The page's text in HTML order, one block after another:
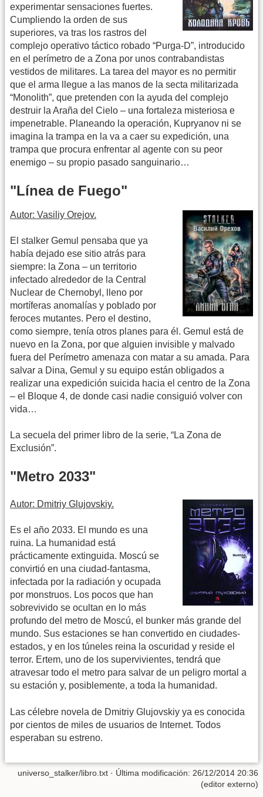
experimentar sensaciones fuertes.
Cumpliendo la orden de sus
superiores, va tras los rastros del
complejo operativo táctico robado “Purga-D”, introducido
en el perímetro de a Zona por unos contrabandistas
vestidos de militares. La tarea del mayor es no permitir
que el arma llegue a las manos de la secta militarizada
“Monolith”, que pretenden con la ayuda del complejo
destruir la Araña del Cielo – una fortaleza misteriosa e
impenetrable. Planeando la operación, Kupryanov ni se
imagina la trampa en la va a caer su expedición, una
trampa que procura enfrentar al agente con su peor
enemigo – su propio pasado sanguinario…
"Línea de Fuego"
Autor: Vasiliy Orejov.
El stalker Gemul pensaba que ya
había dejado ese sitio atrás para
siempre: la Zona – un territorio
infectado alrededor de la Central
Nuclear de Chernobyl, lleno por
mortíferas anomalías y poblado por
feroces mutantes. Pero el destino,
como siempre, tenía otros planes para él. Gemul está de
nuevo en la Zona, por que alguien invisible y malvado
fuera del Perímetro amenaza con matar a su amada. Para
salvar a Dina, Gemul y su equipo están obligados a
realizar una expedición suicida hacia el centro de la Zona
– el Bloque 4, de donde casi nadie consiguió volver con
vida…
La secuela del primer libro de la serie, “La Zona de
Exclusión”.
"Metro 2033"
Autor: Dmitriy Glujovskiy.
Es el año 2033. El mundo es una
ruina. La humanidad está
prácticamente extinguida. Moscú se
convirtió en una ciudad-fantasma,
infectada por la radiación y ocupada
por monstruos. Los pocos que han
sobrevivido se ocultan en lo más
profundo del metro de Moscú, el bunker más grande del
mundo. Sus estaciones se han convertido en ciudades-
estados, y en los túneles reina la oscuridad y reside el
terror. Ertem, uno de los supervivientes, tendrá que
atravesar todo el metro para salvar de un peligro mortal a
su estación y, posiblemente, a toda la humanidad.
Las célebre novela de Dmitriy Glujovskiy ya es conocida
por cientos de miles de usuarios de Internet. Todos
esperaban su estreno.
universo_stalker/libro.txt · Última modificación: 26/12/2014 20:36
(editor externo)